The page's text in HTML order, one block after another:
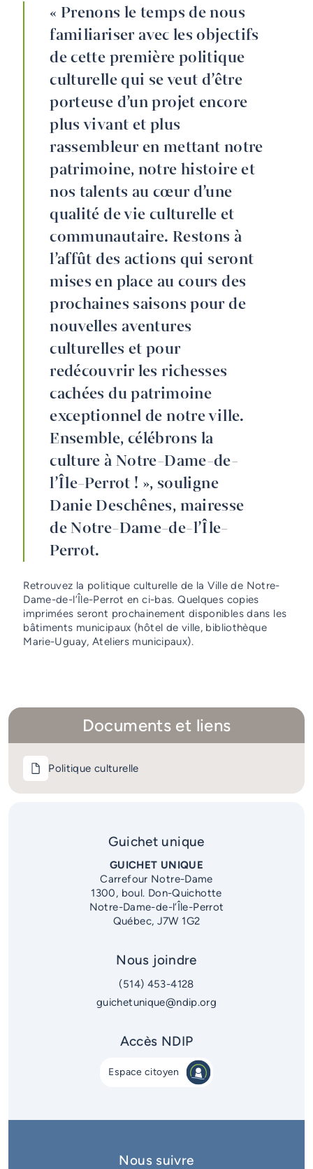
« Prenons le temps de nous
familiariser avec les objectifs
de cette première politique
culturelle qui se veut d’être
porteuse d’un projet encore
plus vivant et plus
rassembleur en mettant notre
patrimoine, notre histoire et
nos talents au cœur d’une
qualité de vie culturelle et
communautaire. Restons à
l’affût des actions qui seront
mises en place au cours des
prochaines saisons pour de
nouvelles aventures
culturelles et pour
redécouvrir les richesses
cachées du patrimoine
exceptionnel de notre ville.
Ensemble, célébrons la
culture à Notre-Dame-de-
l’Île-Perrot ! », souligne
Danie Deschênes, mairesse
de Notre-Dame-de-l’Île-
Perrot.
Retrouvez la politique culturelle de la Ville de Notre-
Dame-de-l’Île-Perrot en ci-bas. Quelques copies
imprimées seront prochainement disponibles dans les
bâtiments municipaux (hôtel de ville, bibliothèque
Marie-Uguay, Ateliers municipaux).
Documents et liens
Politique culturelle
Guichet unique
GUICHET UNIQUE
Carrefour Notre-Dame
1300, boul. Don-Quichotte
Notre-Dame-de-l’Île-Perrot
Québec, J7W 1G2
Nous joindre
(514) 453-4128
guichetunique@ndip.org
Accès NDIP
Espace citoyen
Nous suivre